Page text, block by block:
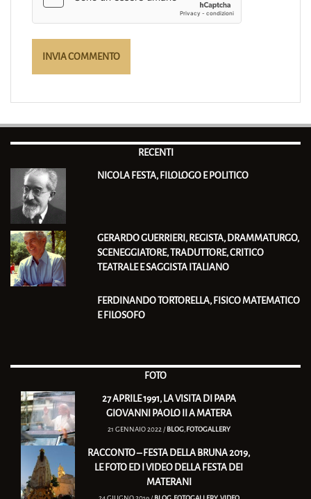
RECENTI
NICOLA FESTA, FILOLOGO E POLITICO
GERARDO GUERRIERI, REGISTA, DRAMMATURGO,
SCENEGGIATORE, TRADUTTORE, CRITICO
TEATRALE E SAGGISTA ITALIANO
FERDINANDO TORTORELLA, FISICO MATEMATICO
E FILOSOFO
FOTO
27 APRILE 1991, LA VISITA DI PAPA
GIOVANNI PAOLO II A MATERA
21 GENNAIO 2022 / BLOG, FOTOGALLERY
RACCONTO – FESTA DELLA BRUNA 2019,
LE FOTO ED I VIDEO DELLA FESTA DEI
MATERANI